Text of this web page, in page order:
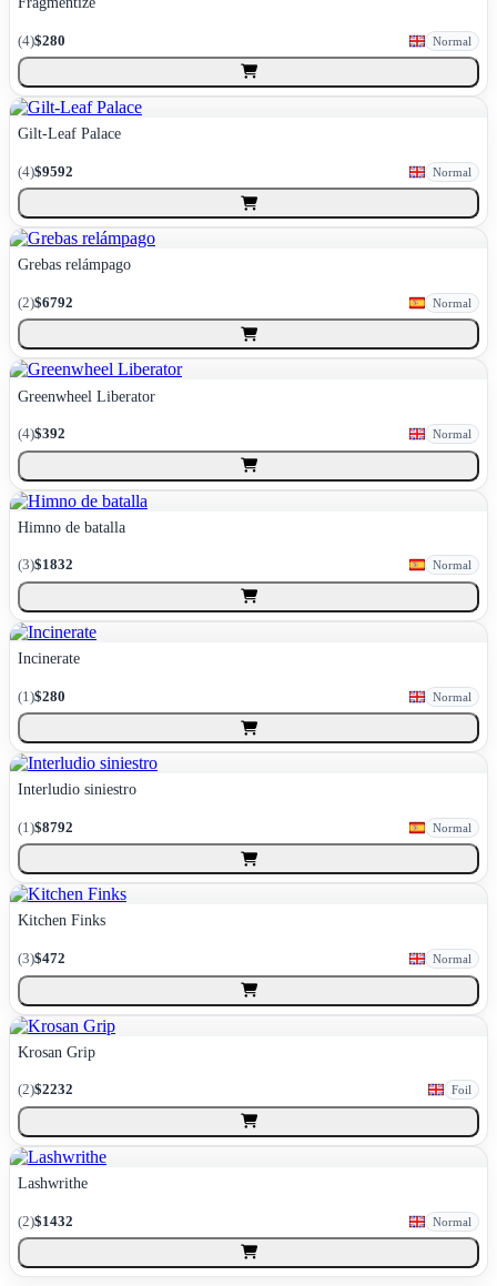
(4)$280 Normal
Gilt-Leaf Palace
(4)$9592 Normal
Grebas relámpago
(2)$6792 Normal
Greenwheel Liberator
(4)$392 Normal
Himno de batalla
(3)$1832 Normal
Incinerate
(1)$280 Normal
Interludio siniestro
(1)$8792 Normal
Kitchen Finks
(3)$472 Normal
Krosan Grip
(2)$2232 Foil
Lashwrithe
(2)$1432 Normal